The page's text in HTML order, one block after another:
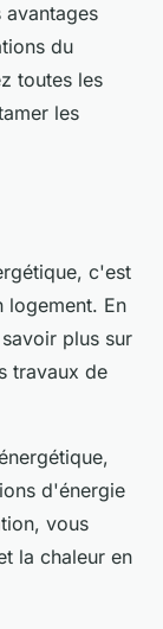
avantages
du
toutes les
les
c'est
logement. En
plus sur
travaux de
d'énergie
vous
la chaleur en